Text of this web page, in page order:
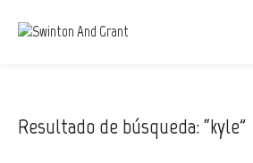
Resultado de búsqueda: “kyle”